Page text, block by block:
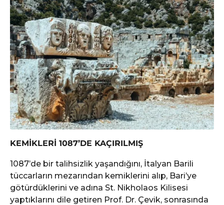
KEMİKLERİ 1087’DE KAÇIRILMIŞ
1087’de bir talihsizlik yaşandığını, İtalyan Barili
tüccarların mezarından kemiklerini alıp, Bari’ye
götürdüklerini ve adına St. Nikholaos Kilisesi
yaptıklarını dile getiren Prof. Dr. Çevik, sonrasında